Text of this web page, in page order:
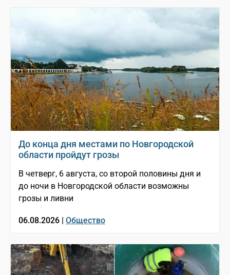
До конца дня местами по Новгородской
области пройдут грозы
В четверг, 6 августа, со второй половины дня и
до ночи в Новгородской области возможны
грозы и ливни
06.08.2026 | Общество